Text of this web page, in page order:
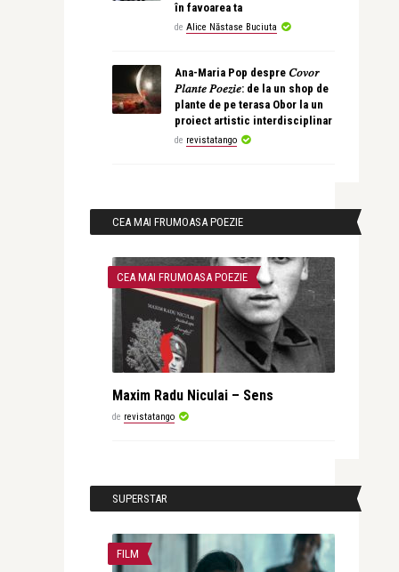
în favoarea ta
de Alice Năstase Buciuta
Ana-Maria Pop despre 𝐶𝑜𝑣𝑜𝑟
𝑃𝑙𝑎𝑛𝑡𝑒 𝑃𝑜𝑒𝑧𝑖𝑒: de la un shop de
plante de pe terasa Obor la un
proiect artistic interdisciplinar
de revistatango
CEA MAI FRUMOASA POEZIE
CEA MAI FRUMOASA POEZIE
Maxim Radu Niculai – Sens
de revistatango
SUPERSTAR
FILM